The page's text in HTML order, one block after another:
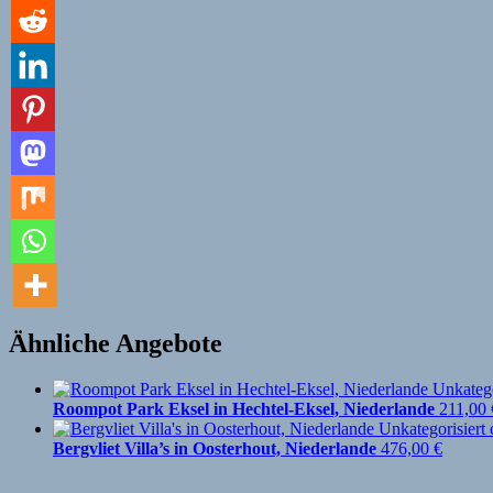
Ähnliche Angebote
Roompot Park Eksel in Hechtel-Eksel, Niederlande 211,00
Bergvliet Villa’s in Oosterhout, Niederlande 476,00 €